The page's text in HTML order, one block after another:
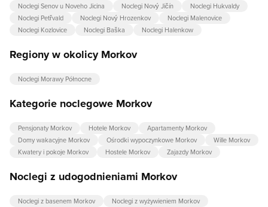
Noclegi Senov u Noveho Jicina
Noclegi Nový Jičín
Noclegi Hukvaldy
Noclegi Petřvald
Noclegi Nový Hrozenkov
Noclegi Malenovice
Noclegi Kozlovice
Noclegi Baška Noclegi Halenkow
Regiony w okolicy Morkov
Noclegi Morawy Północne
Kategorie noclegowe Morkov
Pensjonaty Morkov Hotele Morkov
Apartamenty Morkov
Domy wakacyjne Morkov
Ośrodki wypoczynkowe Morkov
Wille Morkov
Kwatery i pokoje Morkov
Hostele Morkov Zajazdy Morkov
Noclegi z udogodnieniami Morkov
Noclegi z basenem Morkov
Noclegi z wyżywieniem Morkov